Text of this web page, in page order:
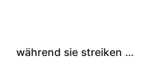
während sie streiken …